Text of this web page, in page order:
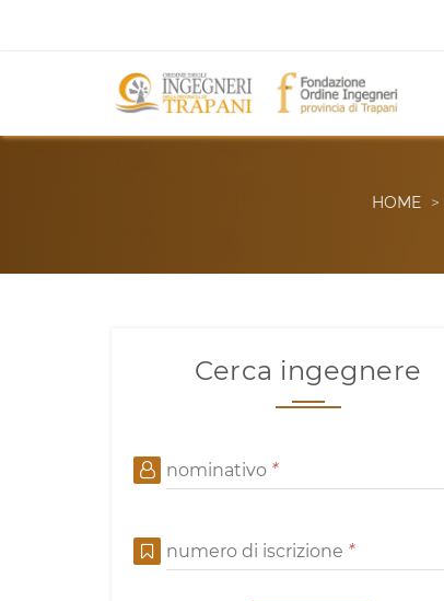
HOME >
Cerca ingegnere
nominativo *
numero di iscrizione *